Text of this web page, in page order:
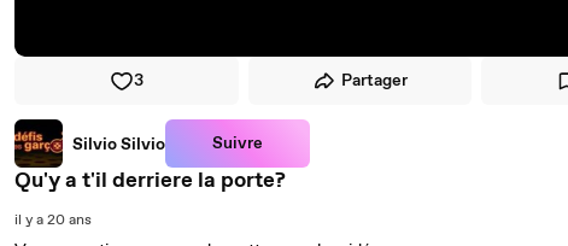
3 Partager
Silvio Silvio Suivre
Qu'y a t'il derriere la porte?
il y a 20 ans